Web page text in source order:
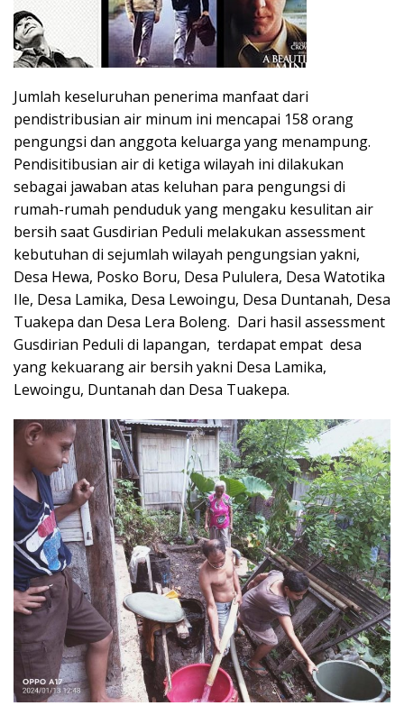
Jumlah keseluruhan penerima manfaat dari
pendistribusian air minum ini mencapai 158 orang
pengungsi dan anggota keluarga yang menampung.
Pendisitibusian air di ketiga wilayah ini dilakukan
sebagai jawaban atas keluhan para pengungsi di
rumah-rumah penduduk yang mengaku kesulitan air
bersih saat Gusdirian Peduli melakukan assessment
kebutuhan di sejumlah wilayah pengungsian yakni,
Desa Hewa, Posko Boru, Desa Pululera, Desa Watotika
Ile, Desa Lamika, Desa Lewoingu, Desa Duntanah, Desa
Tuakepa dan Desa Lera Boleng. Dari hasil assessment
Gusdirian Peduli di lapangan, terdapat empat desa
yang kekuarang air bersih yakni Desa Lamika,
Lewoingu, Duntanah dan Desa Tuakepa.